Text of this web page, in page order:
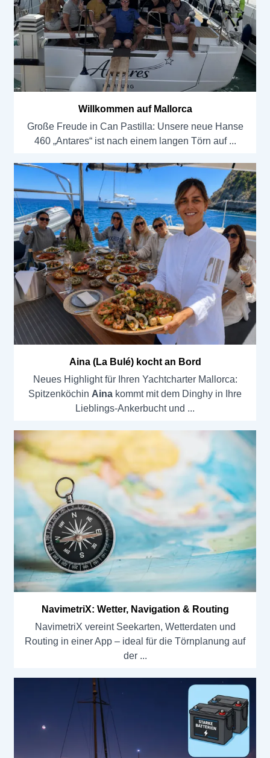
Willkommen auf Mallorca
Große Freude in Can Pastilla: Unsere neue Hanse
460 „Antares“ ist nach einem langen Törn auf
Aina (La Bulé) kocht an Bord
Neues Highlight für Ihren Yachtcharter Mallorca:
Spitzenköchin Aina kommt mit dem Dinghy in Ihre
Lieblings-Ankerbucht und
NavimetriX: Wetter, Navigation & Routing
NavimetriX vereint Seekarten, Wetterdaten und
Routing in einer App – ideal für die Törnplanung auf
der